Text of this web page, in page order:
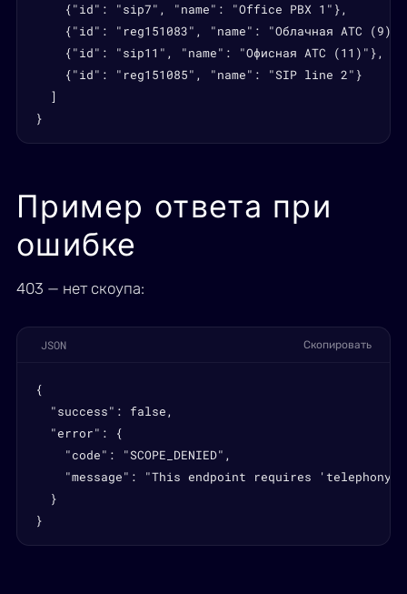
    {"id": "sip7", "name": "Office PBX 1"},
{"id": "reg151083", "name": "Облачная АТС
    {"id": "sip11", "name": "Офисная АТС (11)"},
    {"id": "reg151085", "name": "SIP line 2"}
  ]
}
Пример ответа при
ошибке
403 — нет скоупа:
JSON Скопировать
{
  "success": false,
  "error": {
    "code": "SCOPE_DENIED",
"message": "This endpoint requires 'telephony'
  }
}